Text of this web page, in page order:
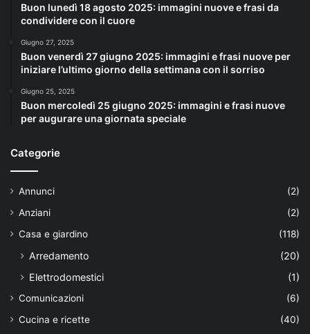
Buon lunedì 18 agosto 2025: immagini nuove e frasi da
condividere con il cuore
Giugno 27, 2025
Buon venerdì 27 giugno 2025: immagini e frasi nuove per
iniziare l’ultimo giorno della settimana con il sorriso
Giugno 25, 2025
Buon mercoledì 25 giugno 2025: immagini e frasi nuove
per augurare una giornata speciale
Categorie
Annunci
(2)
Anziani
(2)
Casa e giardino
(118)
Arredamento
(20)
Elettrodomestici
(1)
Comunicazioni
(6)
Cucina e ricette
(40)